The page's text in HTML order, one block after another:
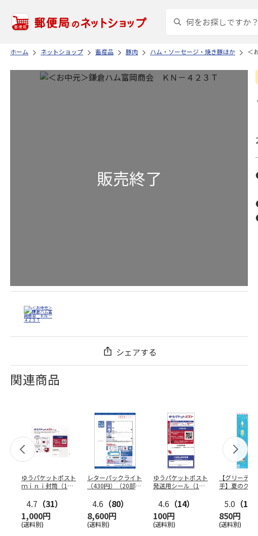
ホーム ネットショップ 畜産品 豚肉 ハム・ソーセージ・焼き豚ほか ＜
シェアする
関連商品
ゆうパケットポスト
ｍｉｎｉ封筒（1個
4.7 （31）
1,000円
(送料別)
レターパックライト
（430円）（20部セ
4.6 （80）
8,600円
(送料別)
ゆうパケットポスト
発送用シール（1個
4.6 （14）
100円
(送料別)
【グリーティ
手】夏のグリ
5.0 （10）
850円
(送料別)